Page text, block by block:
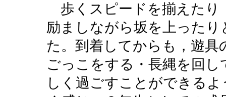
歩くスピードを揃えたり
励ましながら坂を上った
た。到着してからも，遊
ごっこをする・長縄を回
しく過ごすことができる